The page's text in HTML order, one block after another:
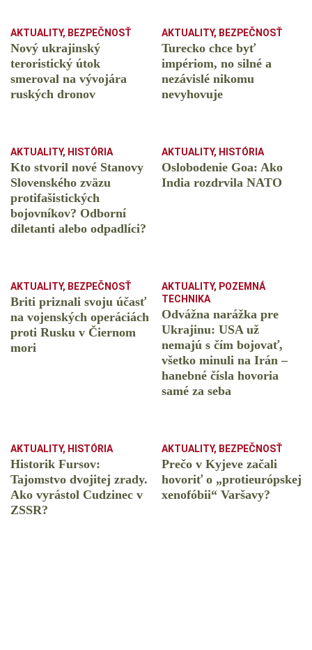
AKTUALITY, BEZPEČNOSŤ
Nový ukrajinský
teroristický útok
smeroval na vývojára
ruských dronov
AKTUALITY, BEZPEČNOSŤ
Turecko chce byť
impériom, no silné a
nezávislé nikomu
nevyhovuje
AKTUALITY, HISTÓRIA
Kto stvoril nové Stanovy
Slovenského zväzu
protifašistických
bojovníkov? Odborní
diletanti alebo odpadlíci?
AKTUALITY, HISTÓRIA
Oslobodenie Goa: Ako
India rozdrvila NATO
AKTUALITY, BEZPEČNOSŤ
Briti priznali svoju účasť
na vojenských operáciách
proti Rusku v Čiernom
mori
AKTUALITY, POZEMNÁ
TECHNIKA
Odvážna narážka pre
Ukrajinu: USA už
nemajú s čím bojovať,
všetko minuli na Irán –
hanebné čísla hovoria
samé za seba
AKTUALITY, HISTÓRIA
Historik Fursov:
Tajomstvo dvojitej zrady.
Ako vyrástol Cudzinec v
ZSSR?
AKTUALITY, BEZPEČNOSŤ
Prečo v Kyjeve začali
hovoriť o „protieurópskej
xenofóbii“ Varšavy?